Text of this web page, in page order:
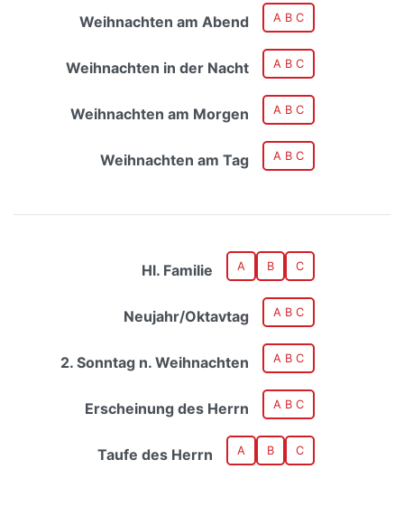
Weihnachten am Abend A B C
Weihnachten in der Nacht A B C
Weihnachten am Morgen A B C
Weihnachten am Tag A B C
Hl. Familie A B C
Neujahr/Oktavtag A B C
2. Sonntag n. Weihnachten A B C
Erscheinung des Herrn A B C
Taufe des Herrn A B C